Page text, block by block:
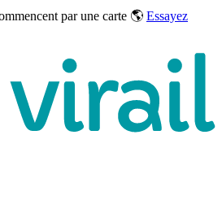
par une carte 🌎 Essayez